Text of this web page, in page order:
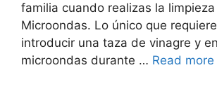
familia cuando realizas la
Microondas. Lo único que
introducir una taza de vinagre y
microondas durante … Read more